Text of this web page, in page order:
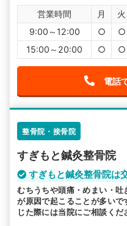
営業時間 月 火
9:00～12:00
○ ○
15:00～20:00
○ ○
電話
整骨院・接骨院
すぎもと鍼灸整骨院
すぎもと鍼灸整骨院は
むちうちや頭痛・めまい・
が原因で起こることが多い
じた際には当院にご相談く